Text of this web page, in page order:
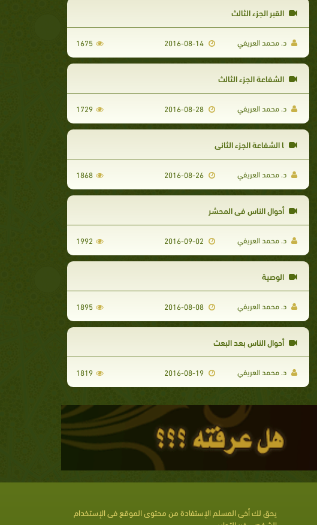
القبر الجزء الثالث
د. محمد العريفي 2016-08-14
1675
الشفاعة الجزء الثالث
د. محمد العريفي 2016-08-28
1729
l الشفاعة الجزء الثاني
د. محمد العريفي 2016-08-26
1868
أحوال الناس في المحشر
د. محمد العريفي 1992
الوصية
د. محمد العريفي 2016-08-08
1895
أحوال الناس بعد البعث
د. محمد العريفي 2016-08-19
1819
يحق لك أخى المسلم الإستفادة من محتوى الموقع فى الإستخدام